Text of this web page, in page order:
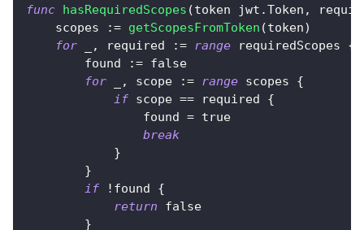
func hasRequiredScopes (token jwt .Token ,
    scopes
:= getScopesFromToken (token)
for
, required := range requiredScopes {
        found
:= false
for
, scope := range scopes {
if scope == required {
                found
= true
break
}
}
if
! found {
return
false
}